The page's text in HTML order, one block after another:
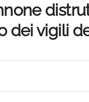
dei vigili